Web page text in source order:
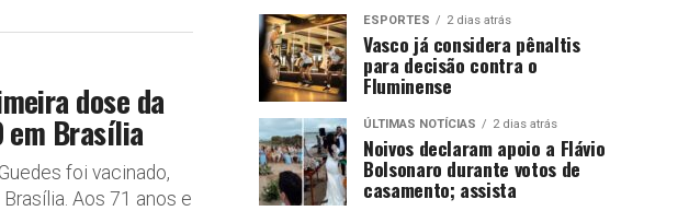
dose da
em Brasília
foi vacinado,
Aos 71 anos e
ESPORTES 2 dias atrás
Vasco já considera pênaltis
para decisão contra o
Fluminense
ÚLTIMAS NOTÍCIAS 2 dias atrás
Noivos declaram apoio a Flávio
Bolsonaro durante votos de
casamento; assista